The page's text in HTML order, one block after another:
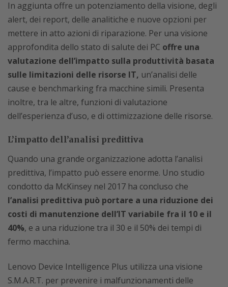
In aggiunta offre un potenziamento della visione, degli
alert, dei report, delle analitiche e nuove opzioni per
mettere in atto azioni di riparazione. Per una visione
approfondita dello stato di salute dei PC offre una
valutazione dell’impatto sulla produttività basata
sulle limitazioni delle risorse IT, un’analisi delle
cause e benchmarking fra macchine simili. Presenta
inoltre, tra le altre, funzioni di valutazione
dell’esperienza d’uso, e di ottimizzazione delle risorse.
L’impatto dell’analisi predittiva
Quando una grande organizzazione adotta l’analisi
predittiva, l’impatto può essere enorme. Uno studio
condotto da McKinsey nel 2017 ha concluso che
l’analisi predittiva può portare a una riduzione dei
costi di manutenzione dell’IT variabile fra il 10 e il
40%, e a una riduzione tra il 30 e il 50% dei tempi di
fermo macchina.
Lenovo Device Intelligence Plus utilizza una visione
S.M.A.R.T. per prevenire i malfunzionamenti delle